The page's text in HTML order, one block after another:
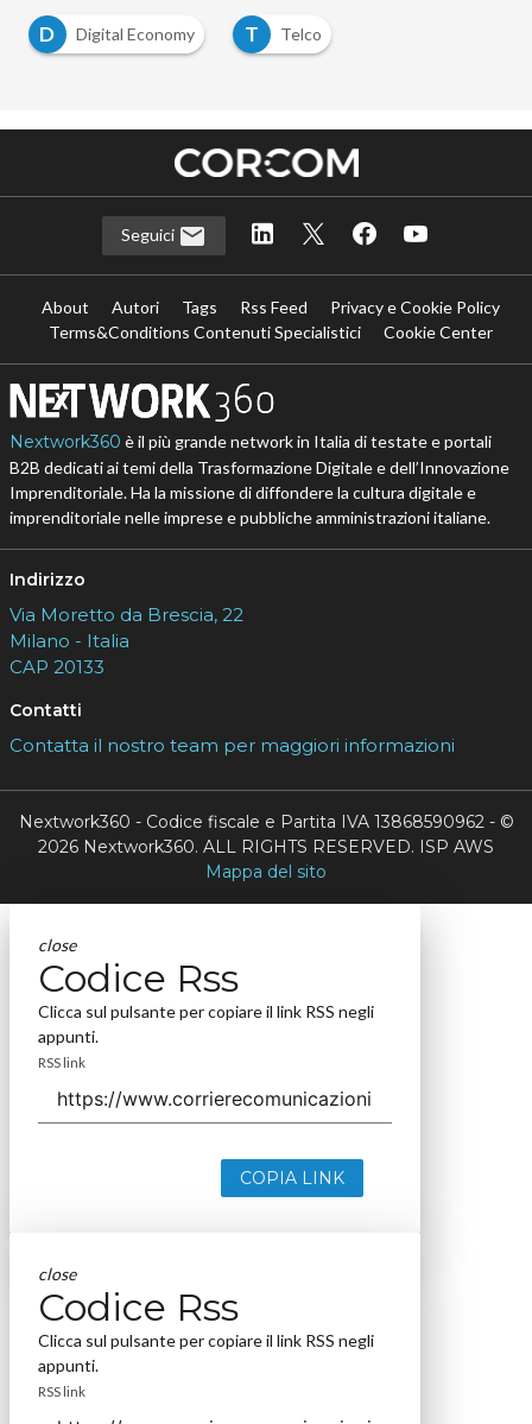
D
Digital Economy T Telco
Seguici
About Autori Tags Rss Feed
Privacy e Cookie Policy
Terms&Conditions Contenuti Specialistici
Cookie Center
Nextwork360 è il più grande network in Italia di testate e portali
B2B dedicati ai temi della Trasformazione Digitale e dell’Innovazione
Imprenditoriale. Ha la missione di diffondere la cultura digitale e
imprenditoriale nelle imprese e pubbliche amministrazioni italiane.
Indirizzo
Via Moretto da Brescia, 22
Milano - Italia
CAP 20133
Contatti
Contatta il nostro team per maggiori informazioni
Nextwork360 - Codice fiscale e Partita IVA 13868590962 - ©
2026 Nextwork360. ALL RIGHTS RESERVED. ISP AWS
Mappa del sito
close
Codice Rss
Clicca sul pulsante per copiare il link RSS negli
appunti.
RSS link
COPIA LINK
close
Codice Rss
Clicca sul pulsante per copiare il link RSS negli
appunti.
RSS link